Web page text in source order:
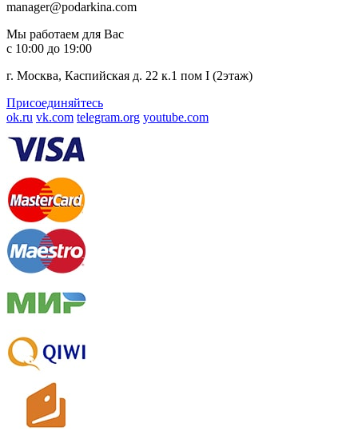
manager@podarkina.com
Мы работаем для Вас
с 10:00 до 19:00
г. Москва, Каспийская д. 22 к.1 пом I (2этаж)
Присоединяйтесь
ok.ru vk.com telegram.org youtube.com